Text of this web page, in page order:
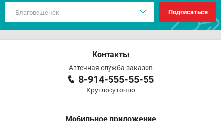
Подписаться
Контакты
Аптечная служба заказов
8-914-555-55-55
Круглосуточно
Мобильное приложение